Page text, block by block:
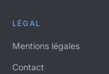
LÉGAL
Mentions légales
Contact